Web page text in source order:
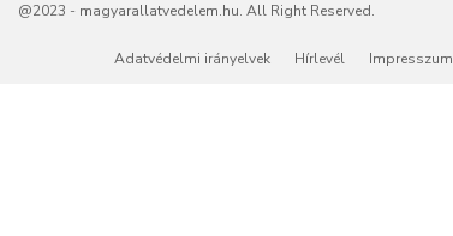
@2023 - magyarallatvedelem.hu. All Right Reserved.
Adatvédelmi irányelvek Hírlevél Impresszum